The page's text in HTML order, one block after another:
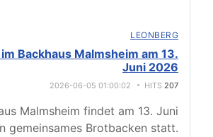
LEONBERG
Backhaus Malmsheim am 13.
Juni 2026
2026-06-05 01:00:02 HITS 207
Malmsheim findet am 13. Juni
gemeinsames Brotbacken statt.